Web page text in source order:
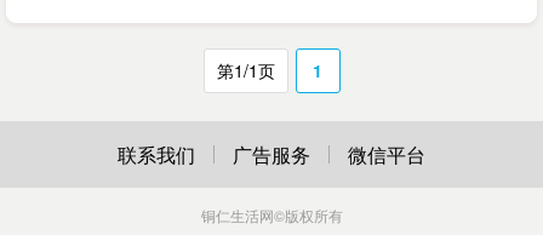
第1/1页 1
联系我们 广告服务 微信平台
铜仁生活网©版权所有